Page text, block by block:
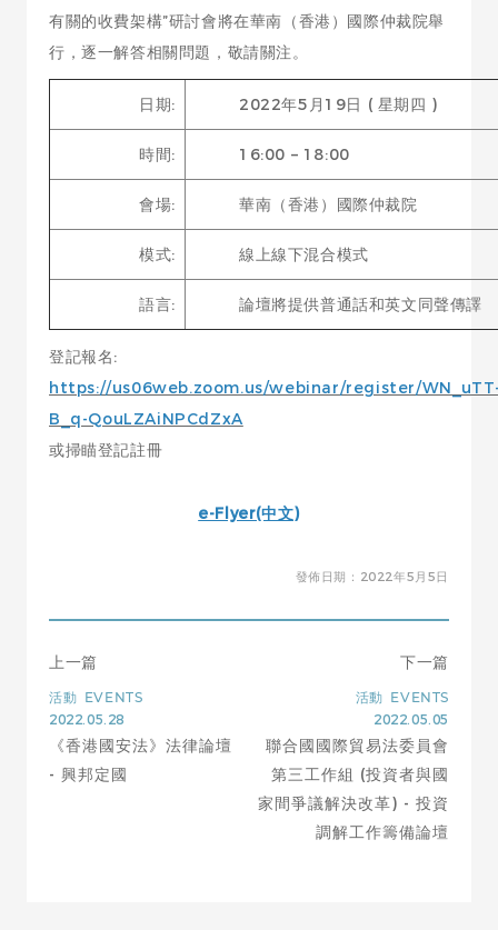
有關的收費架構”研討會將在華南（香港）國際仲裁院舉
行，逐一解答相關問題，敬請關注。
日期: 2022年5月19日 ( 星期四 )
時間: 16:00 – 18:00
會場: 華南（香港）國際仲裁院
模式: 線上線下混合模式
語言: 論壇將提供普通話和英文同聲傳譯
登記報名:
https://us06web.zoom.us/webinar/register/
B_q-QouLZAiNPCdZxA
或掃瞄登記註冊
e-Flyer(中文)
發佈日期：2022年5月5日
上一篇
活動 EVENTS
2022.05.28
《香港國安法》法律論壇
- 興邦定國
下一篇
活動 EVENTS
2022.05.05
聯合國國際貿易法委員會
第三工作組 (投資者與國
家間爭議解決改革) - 投資
調解工作籌備論壇